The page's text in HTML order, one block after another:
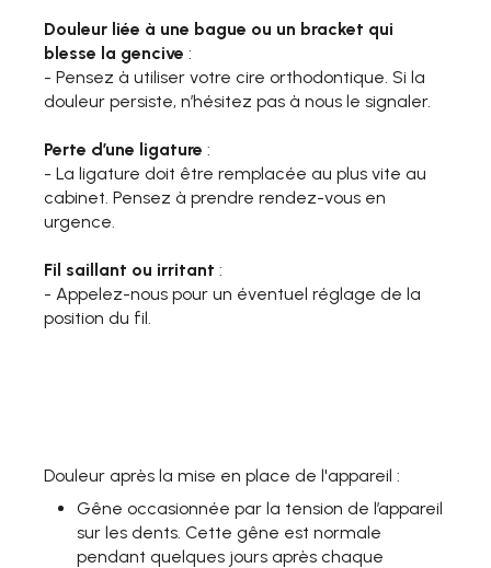
Douleur liée à une bague ou un bracket qui
blesse la gencive :
- Pensez à utiliser votre cire orthodontique. Si la
douleur persiste, n’hésitez pas à nous le signaler.
Perte d’une ligature :
- La ligature doit être remplacée au plus vite au
cabinet. Pensez à prendre rendez-vous en
urgence.
Fil saillant ou irritant :
- Appelez-nous pour un éventuel réglage de la
position du fil.
Douleur après la mise en place de l'appareil :
Gêne occasionnée par la tension de l’appareil
sur les dents. Cette gêne est normale
pendant quelques jours après chaque